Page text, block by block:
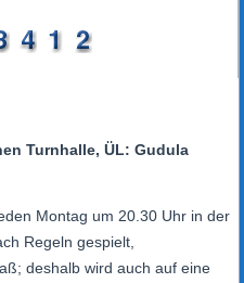
Turnhalle, ÜL: Gudula
Montag um 20.30 Uhr in der
Regeln gespielt,
deshalb wird auch auf eine